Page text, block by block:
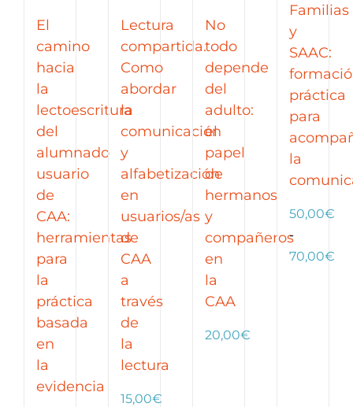
El
camino
hacia
la
lectoescritura
del
alumnado
usuario
de
CAA:
herramientas
para
la
práctica
basada
en
la
evidencia
Lectura
compartida.
Como
abordar
la
comunicación
y
alfabetización
en
usuarios/as
de
CAA
a
través
de
la
lectura
15,00€
No
todo
depende
del
adulto:
el
papel
de
hermanos
y
compañeros
en
la
CAA
20,00€
Familias
y
SAAC:
práctica
para
la
50,00€
-
70,00€